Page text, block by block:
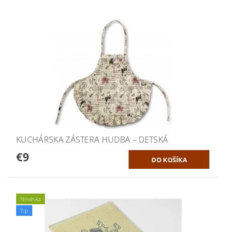
KUCHÁRSKA ZÁSTERA HUDBA – DETSKÁ
€9
Novinka
Tip